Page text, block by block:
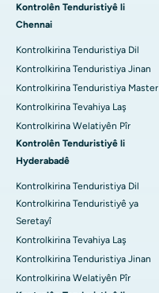
Kontrolên Tenduristiyê li
Chennai
Kontrolkirina Tenduristiya Dil
Kontrolkirina Tenduristiya Jinan
Kontrolkirina Tenduristiya Master
Kontrolkirina Tevahiya Laş
Kontrolkirina Welatiyên Pîr
Kontrolên Tenduristiyê li
Hyderabadê
Kontrolkirina Tenduristiya Dil
Kontrolkirina Tenduristiyê ya
Seretayî
Kontrolkirina Tevahiya Laş
Kontrolkirina Tenduristiya Jinan
Kontrolkirina Welatiyên Pîr